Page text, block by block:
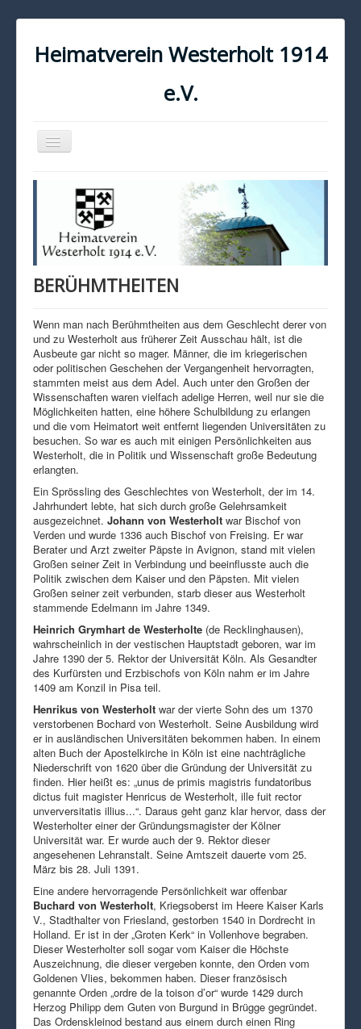
Heimatverein Westerholt 1914
e.V.
Navigation
an/aus
KONTAKT
IMPRESSUM
DATENSCHUTZ
BERÜHMTHEITEN
Wenn man nach Berühmtheiten aus dem Geschlecht derer von
und zu Westerholt aus früherer Zeit Ausschau hält, ist die
Ausbeute gar nicht so mager. Männer, die im kriegerischen
oder politischen Geschehen der Vergangenheit hervorragten,
stammten meist aus dem Adel. Auch unter den Großen der
Wissenschaften waren vielfach adelige Herren, weil nur sie die
Möglichkeiten hatten, eine höhere Schulbildung zu erlangen
und die vom Heimatort weit entfernt liegenden Universitäten zu
besuchen. So war es auch mit einigen Persönlichkeiten aus
Westerholt, die in Politik und Wissenschaft große Bedeutung
erlangten.
Ein Sprössling des Geschlechtes von Westerholt, der im 14.
Jahrhundert lebte, hat sich durch große Gelehrsamkeit
ausgezeichnet. Johann von Westerholt war Bischof von
Verden und wurde 1336 auch Bischof von Freising. Er war
Berater und Arzt zweiter Päpste in Avignon, stand mit vielen
Großen seiner Zeit in Verbindung und beeinflusste auch die
Politik zwischen dem Kaiser und den Päpsten. Mit vielen
Großen seiner zeit verbunden, starb dieser aus Westerholt
stammende Edelmann im Jahre 1349.
Heinrich Grymhart de Westerholte (de Recklinghausen),
wahrscheinlich in der vestischen Hauptstadt geboren, war im
Jahre 1390 der 5. Rektor der Universität Köln. Als Gesandter
des Kurfürsten und Erzbischofs von Köln nahm er im Jahre
1409 am Konzil in Pisa teil.
Henrikus von Westerholt war der vierte Sohn des um 1370
verstorbenen Bochard von Westerholt. Seine Ausbildung wird
er in ausländischen Universitäten bekommen haben. In einem
alten Buch der Apostelkirche in Köln ist eine nachträgliche
Niederschrift von 1620 über die Gründung der Universität zu
finden. Hier heißt es: „unus de primis magistris fundatoribus
dictus fuit magister Henricus de Westerholt, ille fuit rector
unverversitatis illius...“. Daraus geht ganz klar hervor, dass der
Westerholter einer der Gründungsmagister der Kölner
Universität war. Er wurde auch der 9. Rektor dieser
angesehenen Lehranstalt. Seine Amtszeit dauerte vom 25.
März bis 28. Juli 1391.
Eine andere hervorragende Persönlichkeit war offenbar
Buchard von Westerholt, Kriegsoberst im Heere Kaiser Karls
V., Stadthalter von Friesland, gestorben 1540 in Dordrecht in
Holland. Er ist in der „Groten Kerk“ in Vollenhove begraben.
Dieser Westerholter soll sogar vom Kaiser die Höchste
Auszeichnung, die dieser vergeben konnte, den Orden vom
Goldenen Vlies, bekommen haben. Dieser französisch
genannte Orden „ordre de la toison d’or“ wurde 1429 durch
Herzog Philipp dem Guten von Burgund in Brügge gegründet.
Das Ordenskleinod bestand aus einem durch einen Ring